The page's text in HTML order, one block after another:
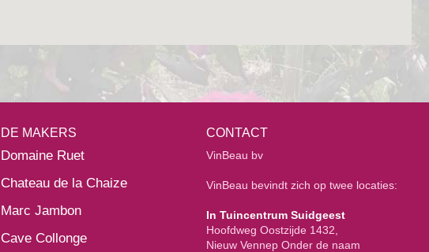
DE MAKERS
Domaine Ruet
Chateau de la Chaize
Marc Jambon
Cave Collonge
CONTACT
VinBeau bv
VinBeau bevindt zich op twee locaties:
In Tuincentrum Suidgeest
Hoofdweg Oostzijde 1432,
Nieuw Vennep Onder de naam